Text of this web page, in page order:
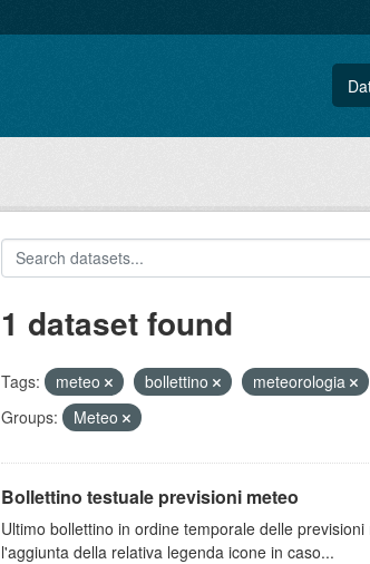
1 dataset found
Tags: meteo bollettino meteorologia
Groups:
Meteo
Bollettino testuale previsioni meteo
Ultimo bollettino in ordine temporale delle
l'aggiunta della relativa legenda icone in caso...